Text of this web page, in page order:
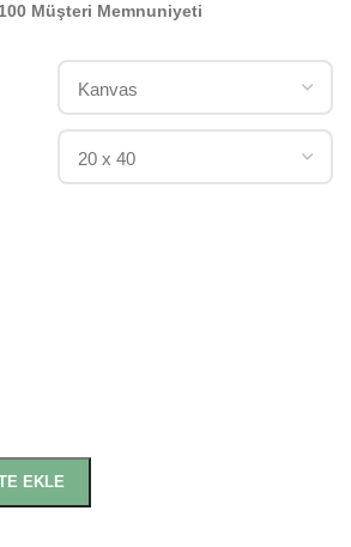
Müşteri Memnuniyeti
EKLE